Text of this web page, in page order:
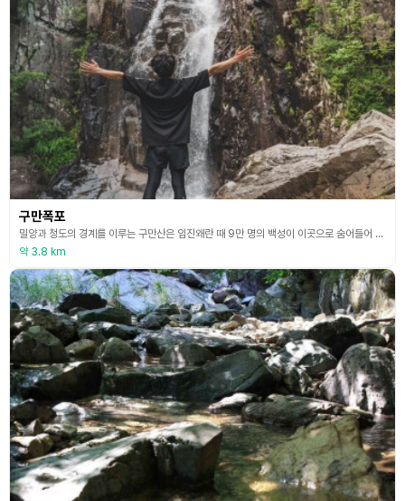
구만폭포
밀양과 청도의 경계를 이루는 구만산은 임진왜란 때 9만 명의 백성이 이곳으로 숨어들어 무사히 전란을 피했다는 이야기에서 유래한 이름이다. 실제로 구만산 동쪽과 서쪽에 깎아지른 듯 가파른 암벽이 솟아 있어 사람의 발길이 닿기 어려웠을 좁은 협곡을 따라 구만계곡이 펼쳐진다. 총 길이 8㎞에 이르는 구만계곡은 워낙 골짜기가 좁고 길어서 마치 깊은 통과 같다고 하여 통수골로도 불린다. 구만산 주차장에서 출발해 계곡을 따라 1시간 정도 걸으면 구만폭포가 모습을
약 3.8 km